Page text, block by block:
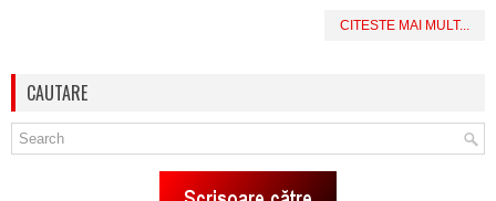
CITESTE MAI MULT...
CAUTARE